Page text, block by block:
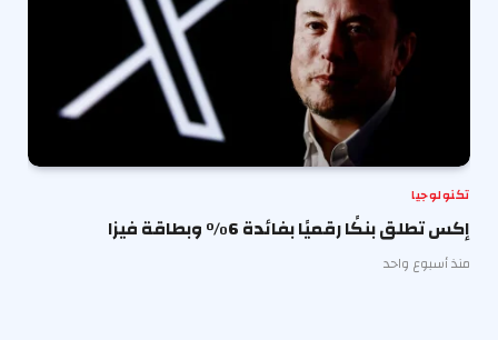
تكنولوجيا
إكس تطلق بنكًا رقميًا بفائدة 6% وبطاقة فيزا
منذ أسبوع واحد